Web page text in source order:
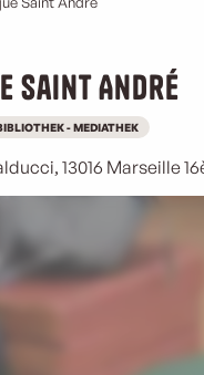
Saint André
- MEDIATHEK
13016 Marseille